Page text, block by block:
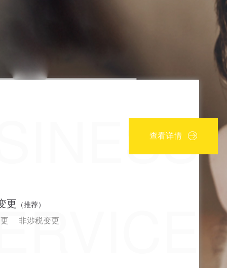
查看详情
更 （推荐）
非涉税变更